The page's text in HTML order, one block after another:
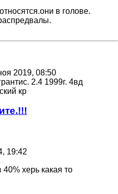
в голове.
2019, 08:50
2.4 1999г. 4вд
кр
19:42
херь какая то